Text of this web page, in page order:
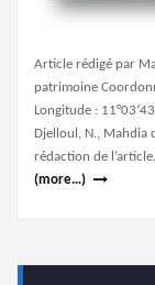
Article rédigé par
patrimoine
Longitude :
Djelloul, N., Mahdia
rédaction de
(more…)